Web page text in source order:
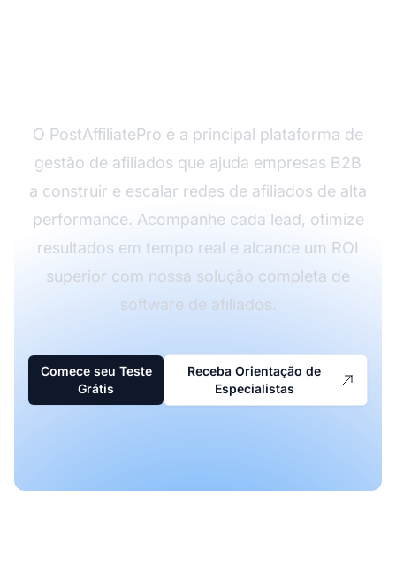
O PostAffiliatePro é a principal plataforma de
gestão de afiliados que ajuda empresas B2B
a construir e escalar redes de afiliados de alta
performance. Acompanhe cada lead, otimize
resultados em tempo real e alcance um ROI
superior com nossa solução completa de
software de afiliados.
Comece seu Teste
Grátis
Receba Orientação de
Especialistas